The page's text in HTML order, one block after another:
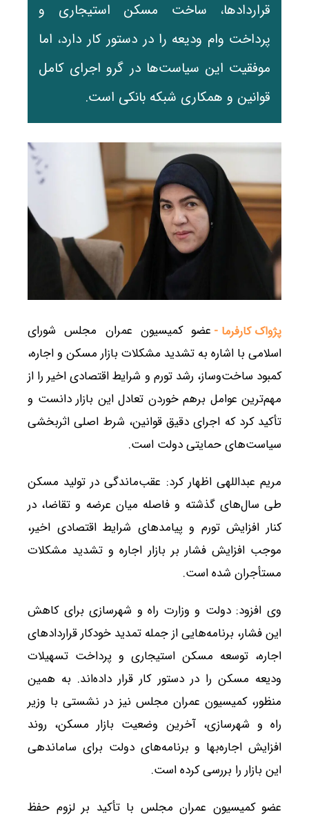
قراردادها، ساخت مسکن استیجاری و
پرداخت وام ودیعه را در دستور کار دارد، اما
موفقیت این سیاست‌ها در گرو اجرای کامل
قوانین و همکاری شبکه بانکی است.
پژواک کارفرما - عضو کمیسیون عمران مجلس شورای
اسلامی با اشاره به تشدید مشکلات بازار مسکن و اجاره،
کمبود ساخت‌وساز، رشد تورم و شرایط اقتصادی اخیر را از
مهم‌ترین عوامل برهم خوردن تعادل این بازار دانست و
تأکید کرد که اجرای دقیق قوانین، شرط اصلی اثربخشی
سیاست‌های حمایتی دولت است.
مریم عبداللهی اظهار کرد: عقب‌ماندگی در تولید مسکن
طی سال‌های گذشته و فاصله میان عرضه و تقاضا، در
کنار افزایش تورم و پیامدهای شرایط اقتصادی اخیر،
موجب افزایش فشار بر بازار اجاره و تشدید مشکلات
مستأجران شده است.
وی افزود: دولت و وزارت راه و شهرسازی برای کاهش
این فشار، برنامه‌هایی از جمله تمدید خودکار قراردادهای
اجاره، توسعه مسکن استیجاری و پرداخت تسهیلات
ودیعه مسکن را در دستور کار قرار داده‌اند. به همین
منظور، کمیسیون عمران مجلس نیز در نشستی با وزیر
راه و شهرسازی، آخرین وضعیت بازار مسکن، روند
افزایش اجاره‌بها و برنامه‌های دولت برای ساماندهی
این بازار را بررسی کرده است.
عضو کمیسیون عمران مجلس با تأکید بر لزوم حفظ